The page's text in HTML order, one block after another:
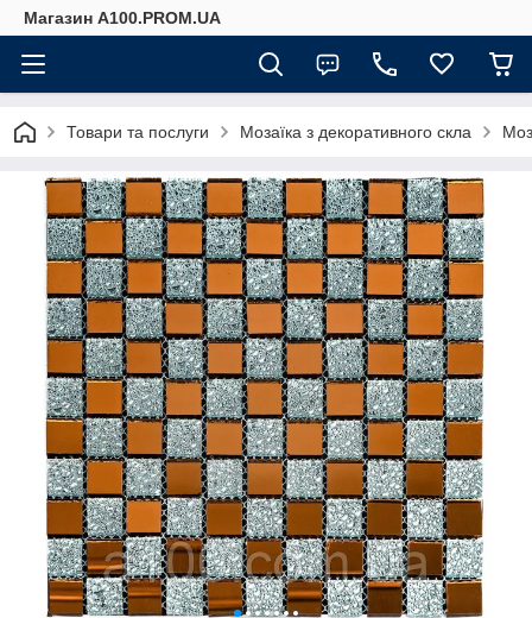
Магазин A100.PROM.UA
Товари та послуги Мозаїка з декоративного скла